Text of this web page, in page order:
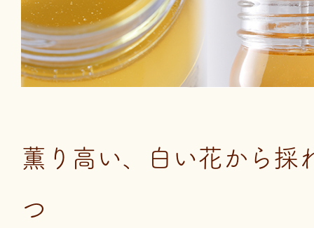
薫り高い、白い花から採
つ